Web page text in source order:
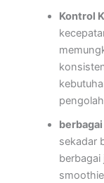
Kontrol
sekadar
berbagai